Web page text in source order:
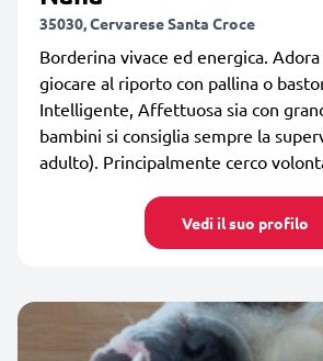
35030, Cervarese Santa Croce
Borderina vivace ed energica. Adora
giocare al riporto con pallina o
Intelligente, Affettuosa sia con
bambini si consiglia sempre la
adulto). Principalmente cerco
Vedi il suo profilo